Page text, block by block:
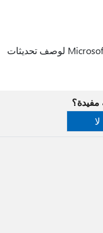
التي تستخدمها Microsoft لوصف تحديثات
مفيدة؟
لا